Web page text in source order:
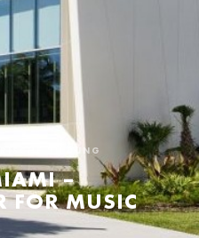
BILDUNG
–
FOR MUSIC